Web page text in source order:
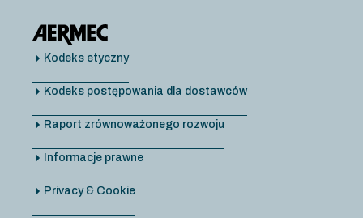
Kodeks etyczny
Kodeks postępowania dla dostawców
Raport zrównoważonego rozwoju
Informacje prawne
Privacy & Cookie